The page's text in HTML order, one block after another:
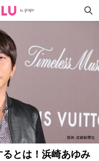
とは！浜崎あゆみ